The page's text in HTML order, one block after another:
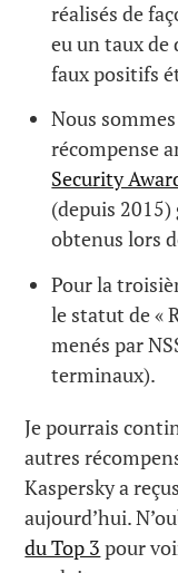
réalisés de
eu un taux de
faux positifs
Nous
récompense
Security
(depuis
obtenus lors
Pour la
le statut de «
menés par
terminaux).
Je pourrais
autres
Kaspersky a
aujourd’hui.
du Top 3 pour